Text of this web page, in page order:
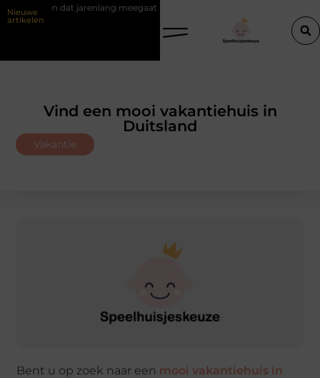
Nieuwe
artikelen
dat jarenlang meegaat Renovlies behang voor strakke
Vind een mooi vakantiehuis in
Duitsland
Vakantie
Bent u op zoek naar een mooi vakantiehuis in